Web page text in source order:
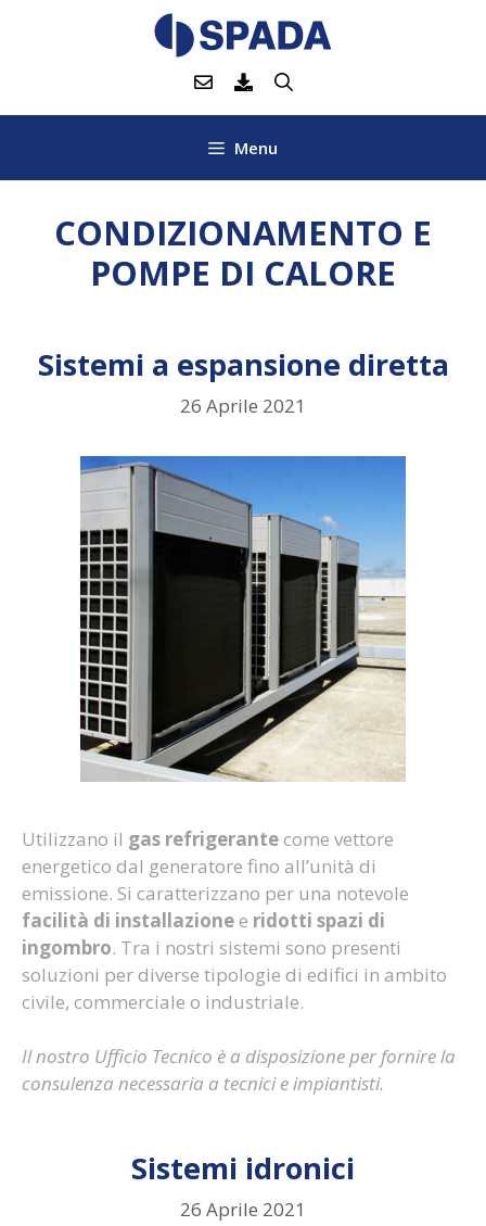
Menu
CONDIZIONAMENTO E
POMPE DI CALORE
Sistemi a espansione diretta
26 Aprile 2021
Utilizzano il gas refrigerantecome vettore
energetico dal generatore fino all’unità di
emissione. Si caratterizzano per una notevole
facilità di installazionee ridotti spazi di
ingombro. Tra i nostri sistemi sono presenti
soluzioni per diverse tipologie di edifici in ambito
civile, commerciale o industriale.
Il nostro Ufficio Tecnico è a disposizione per fornire la
consulenza necessaria a tecnici e impiantisti.
Sistemi idronici
26 Aprile 2021